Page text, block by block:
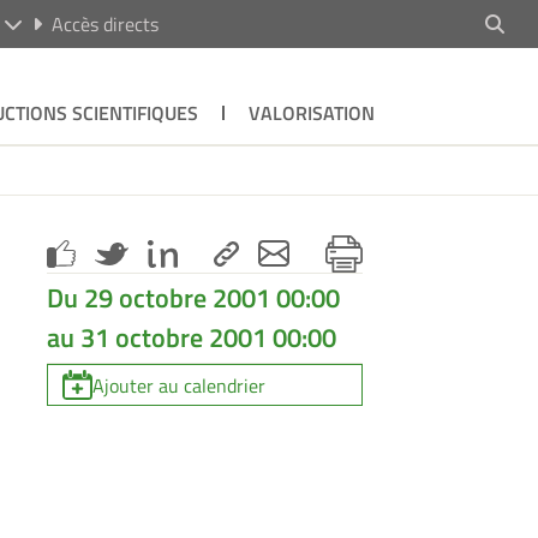
Accès directs
SCIENTIFIQUES VALORISATION
Du 29 octobre 2001 00:00
au 31 octobre 2001 00:00
Ajouter au calendrier